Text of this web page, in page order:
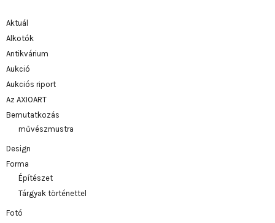
Aktuál
Alkotók
Antikvárium
Aukció
Aukciós riport
Az AXIOART
Bemutatkozás
művészmustra
Design
Forma
Építészet
Tárgyak történettel
Fotó